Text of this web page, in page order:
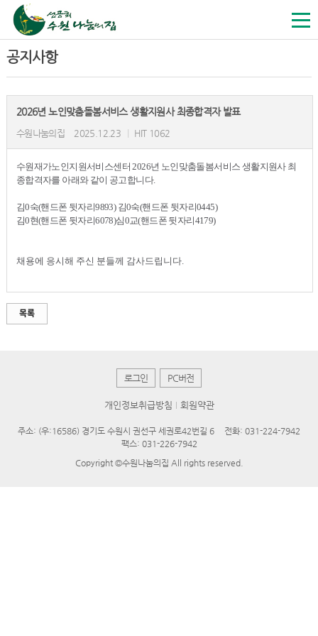
공지사항
2026년 노인맞춤돌봄서비스 생활지원사 최종합격자 발표
수원나눔의집 2025.12.23 HIT 1062
수원재가노인지원서비스센터 2026년 노인맞춤돌봄서비스 생활지원사 최
종합격자를 아래와 같이 공고합니다.
김0숙(핸드폰 뒷자리9893) 김0숙(핸드폰 뒷자리0445)
김0현(핸드폰 뒷자리6078)심0교(핸드폰 뒷자리4179)
채용에 응시해 주신 분들께 감사드립니다.
목록
로그인 PC버전
개인정보취급방침 회원약관
주소: (우:16586) 경기도 수원시 권선구 세권로42번길 6
전화: 031-224-7942
팩스: 031-226-7942
Copyright ©수원나눔의집 All rights reserved.